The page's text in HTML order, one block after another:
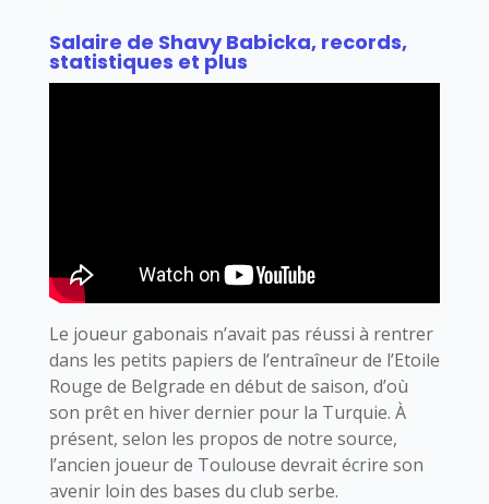
Salaire de Shavy Babicka, records,
statistiques et plus
Le joueur gabonais n’avait pas réussi à rentrer
dans les petits papiers de l’entraîneur de l’Etoile
Rouge de Belgrade en début de saison, d’où
son prêt en hiver dernier pour la Turquie. À
présent, selon les propos de notre source,
l’ancien joueur de Toulouse devrait écrire son
avenir loin des bases du club serbe.